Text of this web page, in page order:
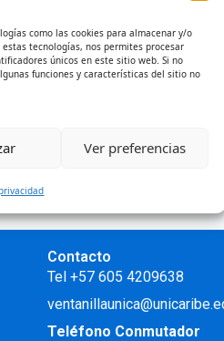
como las cookies para almacenar y/o
tecnologías, nos permites procesar
únicos en este sitio web. Si no
funciones y características del sitio no
Ver preferencias
FOVI y el Club
Contacto
Tel +57 605 4209638
Teléfono Conmutador